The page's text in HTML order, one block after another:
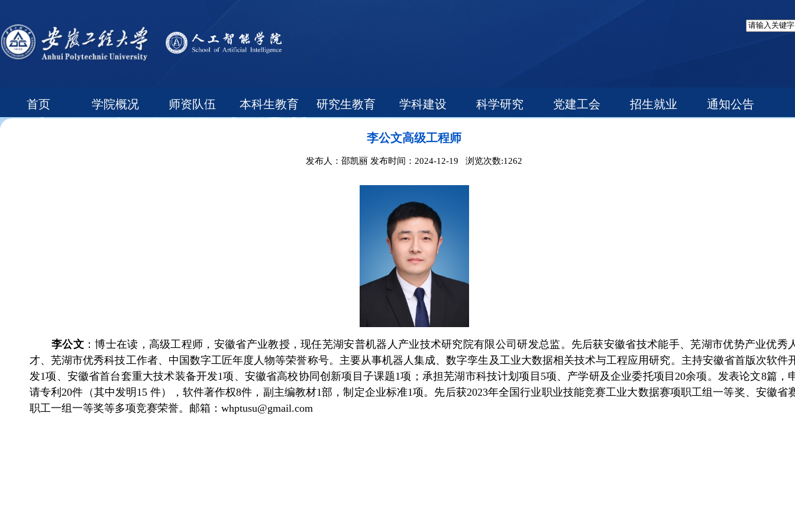
首页 学院概况 师资队伍 本科生教育 研究生教育 学科建设 科学研究 党建工会 招生就业 通知公告
李公文高级工程师
发布人：邵凯丽 发布时间：2024-12-19 浏览次数:1262
李公文：博士在读 ，高级工程师，安徽省产业教授 ，现任芜湖安普机器人产业技术研究院有限公司研发总监。先后获安徽省技术能手、芜湖市优势产业优秀
才、芜湖市优秀科技工作者、 中国数字工匠年度人物等荣誉称号。 主要从事机器人集成、数字孪生 及工业大数据相关技术与工程应用研究。 主持安徽省首版次软件
发1项、安徽省首台套重大技术装备开发1项、安徽省高校协同创新项目子课题1项 ； 承担芜湖市科技计划项目 5项、 产学研及企业委托项目20余项。发表论文8篇 ，
请专利20件 （其中发明 15 件） ，软件著作权8件，副主编教材1部 ，制定企业标准1项。先后获2023年全国行业职业技能竞赛工业大数据赛项职工组一等奖、安徽省
职工一组一等奖等多项竞赛荣誉。邮箱： whptusu@gmail.com